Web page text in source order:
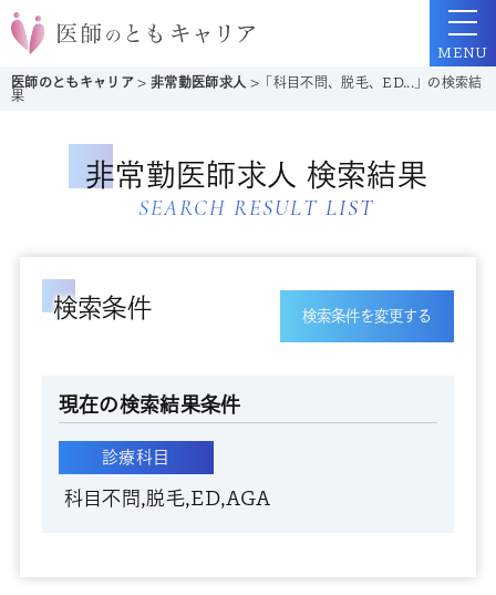
医師のともキャリア >非常勤医師求人 > 「科目不問、脱毛、ED...」の検索結
果
MENU
非常勤医師求人 検索結果
SEARCH RESULT LIST
検索条件 検索条件を変更する
現在の検索結果条件
診療科目
科目不問,脱毛,ED,AGA